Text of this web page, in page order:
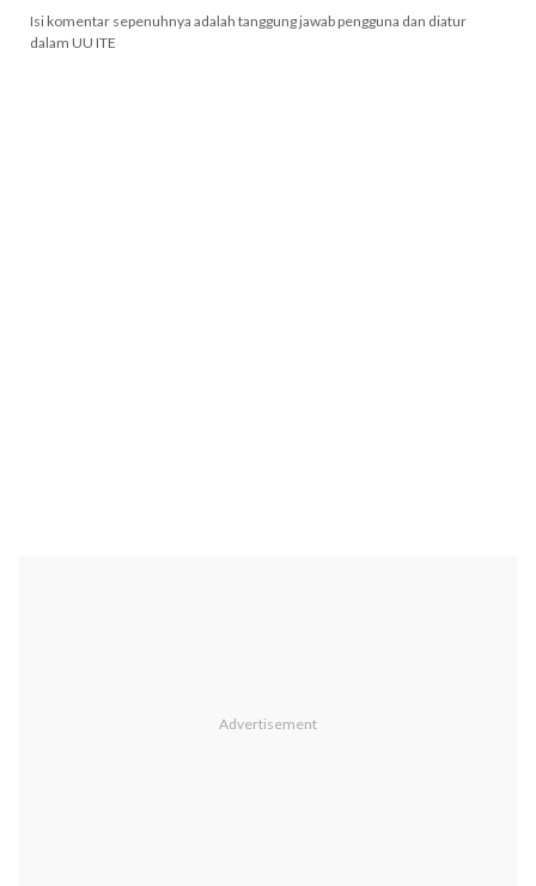
Isi komentar sepenuhnya adalah tanggung jawab pengguna dan diatur
dalam UU ITE